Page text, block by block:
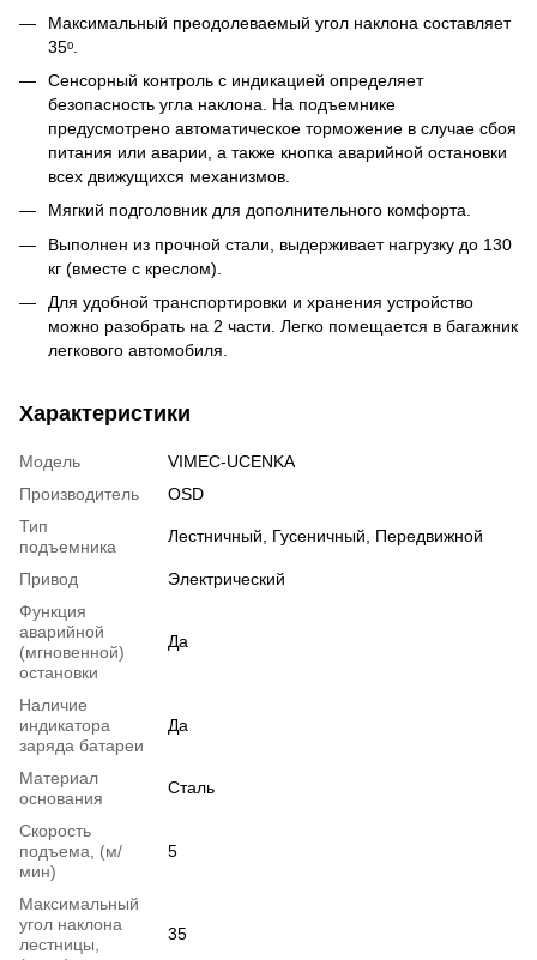
Максимальный преодолеваемый угол наклона составляет
35ᵒ.
Сенсорный контроль с индикацией определяет
безопасность угла наклона. На подъемнике
предусмотрено автоматическое торможение в случае сбоя
питания или аварии, а также кнопка аварийной остановки
всех движущихся механизмов.
Мягкий подголовник для дополнительного комфорта.
Выполнен из прочной стали, выдерживает нагрузку до 130
кг (вместе с креслом).
Для удобной транспортировки и хранения устройство
можно разобрать на 2 части. Легко помещается в багажник
легкового автомобиля.
Характеристики
Модель
VIMEC-UCENKA
Производитель
OSD
Тип
подъемника
Лестничный Гусеничный Передвижной
Привод
Электрический
Функция
аварийной
(мгновенной)
остановки
Да
Наличие
индикатора
заряда батареи
Да
Материал
основания
Сталь
Скорость
подъема, (м/
мин)
5
Максимальный
угол наклона
лестницы,
35